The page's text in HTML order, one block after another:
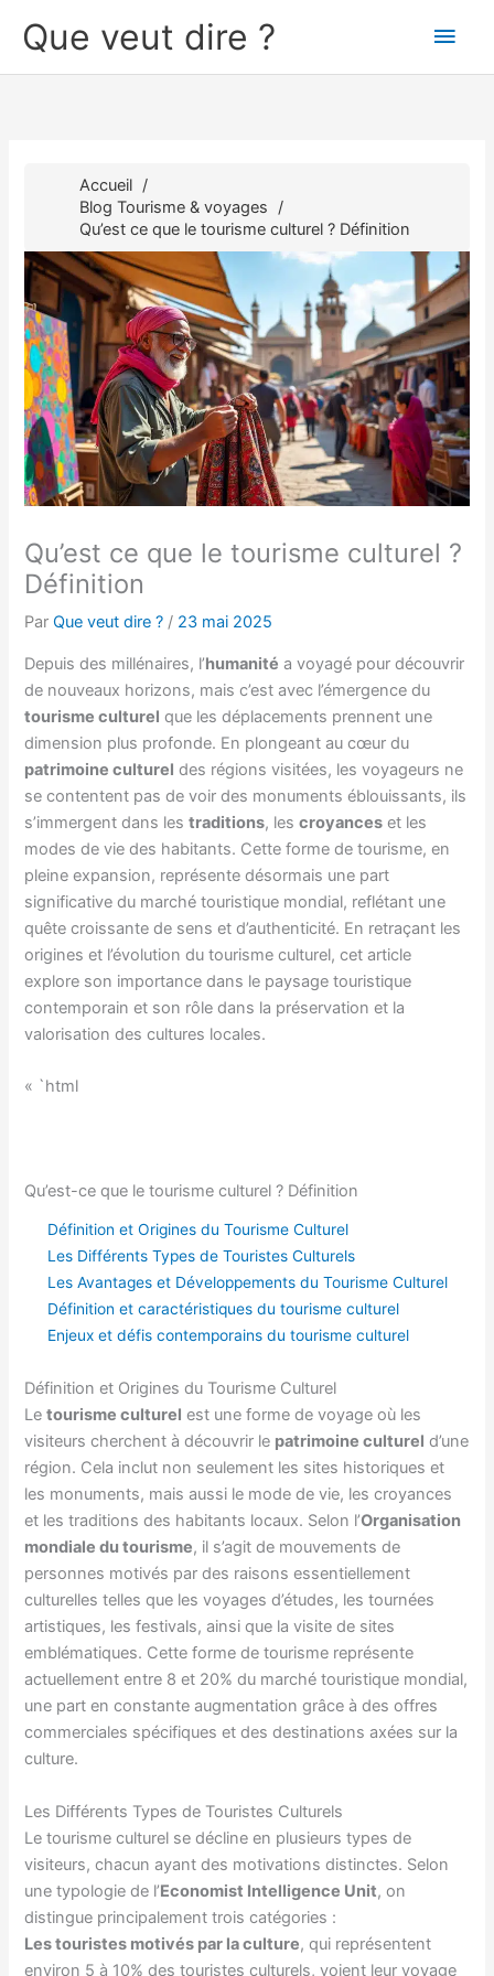
Que veut dire ?
Accueil
Blog Tourisme & voyages
Qu’est ce que le tourisme culturel ? Définition
Qu’est ce que le tourisme culturel ?
Définition
ParQue veut dire ? / 23 mai 2025
Depuis des millénaires, l’humanité a voyagé pour découvrir
de nouveaux horizons, mais c’est avec l’émergence du
tourisme culturel que les déplacements prennent une
dimension plus profonde. En plongeant au cœur du
patrimoine culturel des régions visitées, les voyageurs ne
se contentent pas de voir des monuments éblouissants, ils
s’immergent dans lestraditions, lescroyances et les
modes de vie des habitants. Cette forme de tourisme, en
pleine expansion, représente désormais une part
significative du marché touristique mondial, reflétant une
quête croissante de sens et d’authenticité. En retraçant les
origines et l’évolution du tourisme culturel, cet article
explore son importance dans le paysage touristique
contemporain et son rôle dans la préservation et la
valorisation des cultures locales.
« `html
Qu’est-ce que le tourisme culturel ? Définition
Définition et Origines du Tourisme Culturel
Les Différents Types de Touristes Culturels
Les Avantages et Développements du Tourisme Culturel
Définition et caractéristiques du tourisme culturel
Enjeux et défis contemporains du tourisme culturel
Définition et Origines du Tourisme Culturel
Letourisme culturel est une forme de voyage où les
visiteurs cherchent à découvrir le patrimoine culturel d’une
région. Cela inclut non seulement les sites historiques et
les monuments, mais aussi le mode de vie, les croyances
et les traditions des habitants locaux. Selon l’Organisation
mondiale du tourisme, il s’agit de mouvements de
personnes motivés par des raisons essentiellement
culturelles telles que les voyages d’études, les tournées
artistiques, les festivals, ainsi que la visite de sites
emblématiques. Cette forme de tourisme représente
actuellement entre 8 et 20% du marché touristique mondial,
une part en constante augmentation grâce à des offres
commerciales spécifiques et des destinations axées sur la
culture.
Les Différents Types de Touristes Culturels
Le tourisme culturel se décline en plusieurs types de
visiteurs, chacun ayant des motivations distinctes. Selon
une typologie de l’Economist Intelligence Unit, on
distingue principalement trois catégories :
Les touristes motivés par la culture, qui représentent
environ 5 à 10% des touristes culturels, voient leur voyage